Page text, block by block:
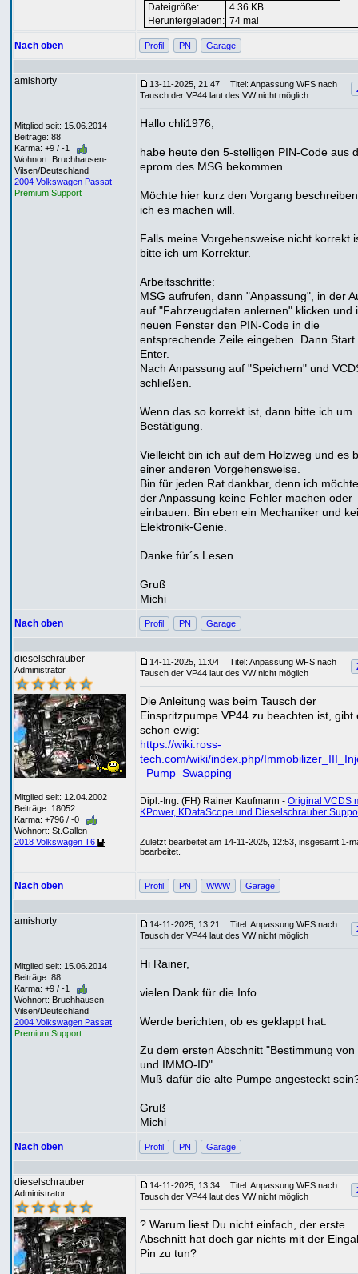
Dateigröße:
4.36 KB
Heruntergeladen: 74 mal
Nach oben Profil PN Garage
amishorty
Mitglied seit: 15.06.2014
Beiträge: 88
Karma: +9 / -1
Wohnort: Bruchhausen-
Vilsen/Deutschland
2004 Volkswagen Passat
Premium Support
13-11-2025, 21:47
Titel: Anpassung WFS nach
Tausch der VP44 laut des VW nicht möglich
Hallo chli1976,
habe heute den 5-stelligen PIN-Code aus
eprom des MSG bekommen.
Möchte hier kurz den Vorgang
ich es machen will.
Falls meine Vorgehensweise nicht korrekt
bitte ich um Korrektur.
Arbeitsschritte:
MSG aufrufen, dann "Anpassung", in der
auf "Fahrzeugdaten anlernen" klicken und
neuen Fenster den PIN-Code in die
entsprechende Zeile eingeben. Dann Start
Enter.
Nach Anpassung auf "Speichern" und
schließen.
Wenn das so korrekt ist, dann bitte ich um
Bestätigung.
Vielleicht bin ich auf dem Holzweg und es
einer anderen Vorgehensweise.
Bin für jeden Rat dankbar, denn ich
der Anpassung keine Fehler machen oder
einbauen. Bin eben ein Mechaniker und
Elektronik-Genie.
Danke für´s Lesen.
Gruß
Michi
Nach oben Profil PN Garage
dieselschrauber
Administrator
Mitglied seit: 12.04.2002
Beiträge: 18052
Karma: +796 / -0
Wohnort: St.Gallen
2018 Volkswagen T6
14-11-2025, 11:04
Titel: Anpassung WFS nach
Tausch der VP44 laut des VW nicht möglich
Die Anleitung was beim Tausch der
Einspritzpumpe VP44 zu beachten ist, gibt
schon ewig:
https://wiki.ross-
tech.com/wiki/index.php/
_Pump_Swapping
Dipl.-Ing. (FH) Rainer Kaufmann - Original VCDS
KPower, KDataScope und Dieselschrauber
Zuletzt bearbeitet am 14-11-2025, 12:53, insgesamt 1-
bearbeitet.
Nach oben Profil PN WWW Garage
amishorty
Mitglied seit: 15.06.2014
Beiträge: 88
Karma: +9 / -1
Wohnort: Bruchhausen-
Vilsen/Deutschland
2004 Volkswagen Passat
Premium Support
14-11-2025, 13:21
Titel: Anpassung WFS nach
Tausch der VP44 laut des VW nicht möglich
Hi Rainer,
vielen Dank für die Info.
Werde berichten, ob es geklappt hat.
Zu dem ersten Abschnitt "Bestimmung von
und IMMO-ID".
Muß dafür die alte Pumpe angesteckt
Gruß
Michi
Nach oben Profil PN Garage
dieselschrauber
Administrator
14-11-2025, 13:34
Titel: Anpassung WFS nach
Tausch der VP44 laut des VW nicht möglich
? Warum liest Du nicht einfach, der erste
Abschnitt hat doch gar nichts mit der
Pin zu tun?